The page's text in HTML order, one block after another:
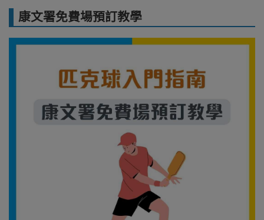
康文署免費場預訂教學